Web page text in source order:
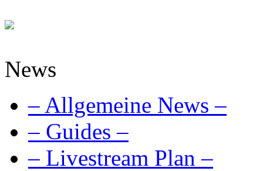
News
– Allgemeine News –
– Guides –
– Livestream Plan –